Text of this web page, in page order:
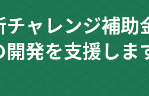
チャレンジ補
発を支援しま